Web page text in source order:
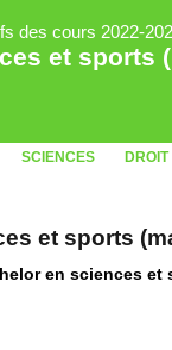
des cours 2022-
et sports
SCIENCES DROIT
et sports